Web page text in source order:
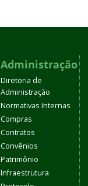
Administração
Diretoria de
Administração
Normativas Internas
Compras
Contratos
Convênios
Patrimônio
Infraestrutura